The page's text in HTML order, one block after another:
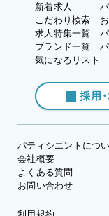
新着求人
こだわり検索
求人特集一覧
ブランド一覧
気になるリスト
採用
パティシエントにつ
会社概要
よくある質問
お問い合わせ